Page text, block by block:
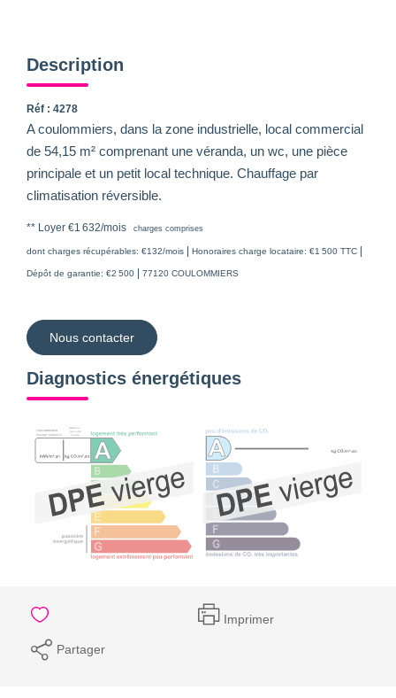
Description
Réf : 4278
A coulommiers, dans la zone industrielle, local commercial
de 54,15 m² comprenant une véranda, un wc, une pièce
principale et un petit local technique. Chauffage par
climatisation réversible.
** Loyer €1 632/mois charges comprises
dont charges récupérables: €132/mois | Honoraires charge locataire: €1 500 TTC |
Dépôt de garantie: €2 500 | 77120 COULOMMIERS
Nous contacter
Diagnostics énergétiques
Imprimer
Partager